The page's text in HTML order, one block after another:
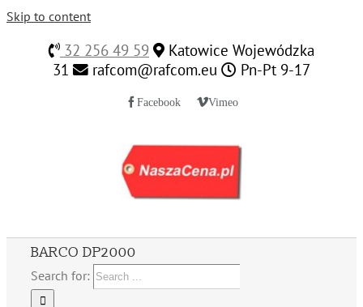
Skip to content
32 256 49 59
Katowice Wojewódzka
31
rafcom@rafcom.eu Pn-Pt 9-17
Facebook Vimeo
BARCO DP2000
Search for: